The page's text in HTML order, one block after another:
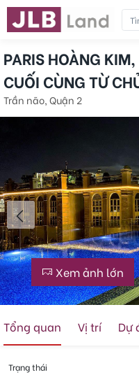
PARIS HOÀNG
CUỐI CÙNG TỪ
Trần não, Quận 2
Xem ảnh lớn
Tổng quan Vị trí Dự
Trạng thái